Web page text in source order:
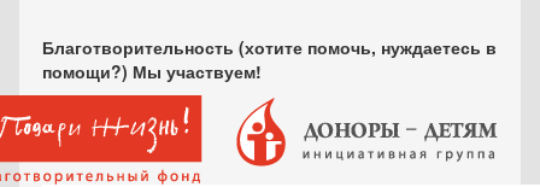
Благотворительность (хотите помочь, нуждаетесь в
помощи?) Мы участвуем!